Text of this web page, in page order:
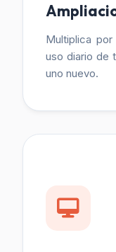
Multiplica
uso diario de
uno nuevo.